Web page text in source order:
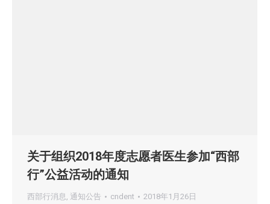
关于组织2018年度志愿者医生参加“西部
行”公益活动的通知
西部行消息, 通知公告 cndent 2018年1月26日